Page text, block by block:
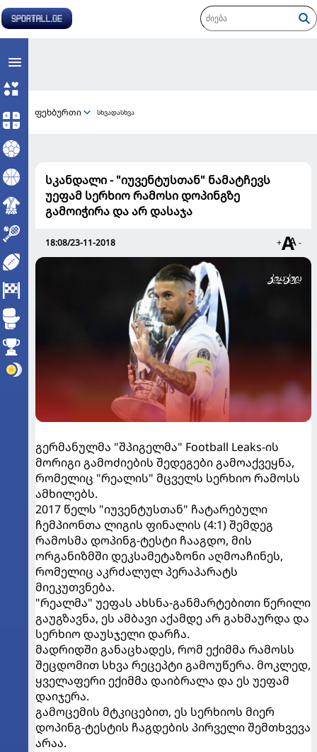
ფეხბურთი სხვადასხვა
სკანდალი - "იუვენტუსთან" ნამატჩევს
უეფამ სერხიო რამოსი დოპინგზე
გამოიჭირა და არ დასაჯა
18:08/23-11-2018 + -
გერმანულმა "შპიგელმა" Football Leaks-ის
მორიგი გამოძიების შედეგები გამოაქვეყნა,
რომელიც "რეალის" მცველს სერხიო რამოსს
ამხილებს.
2017 წელს "იუვენტუსთან" ჩატარებული
ჩემპიონთა ლიგის ფინალის (4:1) შემდეგ
რამოსმა დოპინგ-ტესტი ჩააგდო, მის
ორგანიზმში დეკსამეტაზონი აღმოაჩინეს,
რომელიც აკრძალულ პერაპარატს
მიეკუთვნება.
"რეალმა" უეფას ახსნა-განმარტებითი წერილი
გაუგზავნა, ეს ამბავი აქამდე არ გახმაურდა და
სერხიო დაუსჯელი დარჩა.
მადრიდში განაცხადეს, რომ ექიმმა რამოსს
შეცდომით სხვა რეცეპტი გამოუწერა. მოკლედ,
ყველაფერი ექიმმა დაიბრალა და ეს უეფამ
დაიჯერა.
გამოცემის მტკიცებით, ეს სერხიოს მიერ
დოპინგ-ტესტის ჩაგდების პირველი შემთხვევა
არაა.